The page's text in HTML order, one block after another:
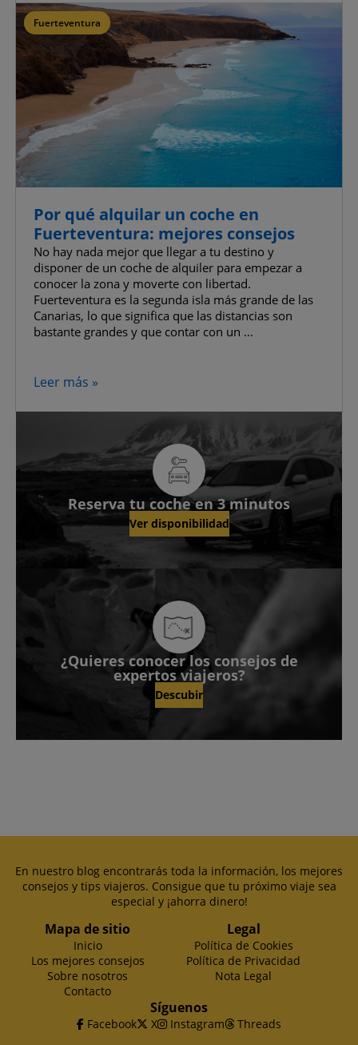
Fuerteventura
Por qué alquilar un coche en
Fuerteventura: mejores consejos
No hay nada mejor que llegar a tu destino y
disponer de un coche de alquiler para empezar a
conocer la zona y moverte con libertad.
Fuerteventura es la segunda isla más grande de las
Canarias, lo que significa que las distancias son
bastante grandes y que contar con un ...
Leer más »
Reserva tu coche en 3 minutos
Ver disponibilidad
¿Quieres conocer los consejos de
expertos viajeros?
Descubir
En nuestro blog encontrarás toda la información, los mejores
consejos y tips viajeros. Consigue que tu próximo viaje sea
especial y ¡ahorra dinero!
Mapa de sitio
Inicio
Los mejores consejos
Sobre nosotros
Contacto
Legal
Política de Cookies
Política de Privacidad
Nota Legal
Síguenos
Facebook X Instagram Threads